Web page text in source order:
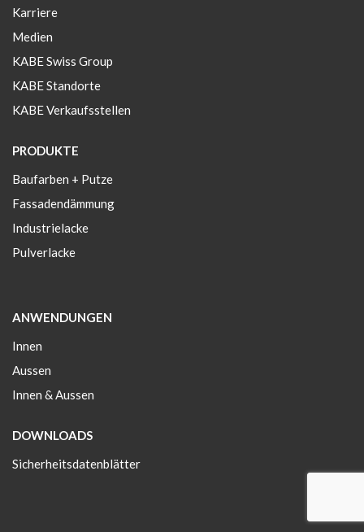
Karriere
Medien
KABE Swiss Group
KABE Standorte
KABE Verkaufsstellen
PRODUKTE
Baufarben + Putze
Fassadendämmung
Industrielacke
Pulverlacke
ANWENDUNGEN
Innen
Aussen
Innen & Aussen
DOWNLOADS
Sicherheitsdatenblätter